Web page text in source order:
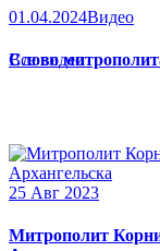
01.04.2024Видео
Слово
Все видео
25 Авг 2023
Митрополит